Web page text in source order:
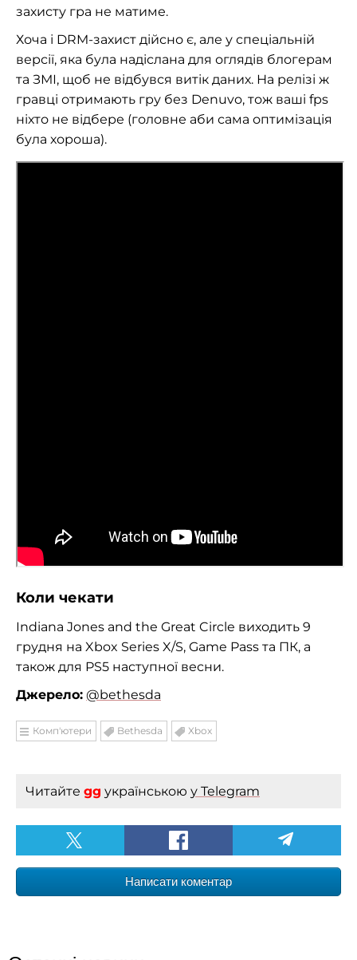
захисту гра не матиме.
Хоча і DRM-захист дійсно є, але у спеціальній
версії, яка була надіслана для оглядів блогерам
та ЗМІ, щоб не відбувся витік даних. На релізі ж
гравці отримають гру без Denuvo, тож ваші fps
ніхто не відбере (головне аби сама оптимізація
була хороша).
Коли чекати
Indiana Jones and the Great Circle виходить 9
грудня на Xbox Series X/S, Game Pass та ПК, а
також для PS5 наступної весни.
Джерело: @bethesda
Комп'ютери Bethesda Xbox
Читайте gg українською у Telegram
Написати коментар